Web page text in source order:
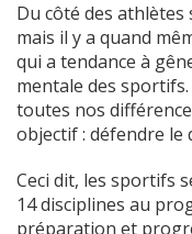
Du côté des
mais il y a quand
qui a tendance à
mentale des
toutes nos
objectif : défendre le
Ceci dit, les sportifs
14 disciplines au
préparation et